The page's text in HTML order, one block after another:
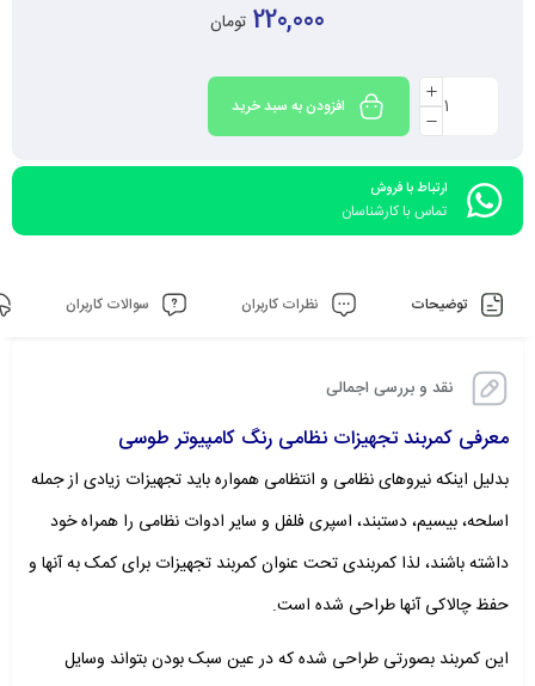
220,000 تومان
افزودن به سبد خرید
ارتباط با فروش
تماس با کارشناسان
توضیحات نظرات کاربران سوالات کاربران
نقد و بررسی اجمالی
معرفی کمربند تجهیزات نظامی رنگ کامپیوتر طوسی
بدلیل اینکه نیروهای نظامی و انتظامی همواره باید تجهیزات زیادی از جمله
اسلحه، بیسیم، دستبند، اسپری فلفل و سایر ادوات نظامی را همراه خود
داشته باشند، لذا کمربندی تحت عنوان کمربند تجهیزات برای کمک به آنها و
حفظ چالاکی آنها طراحی شده است.
این کمربند بصورتی طراحی شده که در عین سبک بودن بتواند وسایل